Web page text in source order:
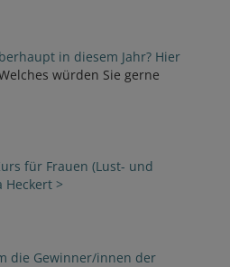
in diesem Jahr? Hier
würden Sie gerne
für Frauen (Lust- und
Heckert >
die Gewinner/innen der